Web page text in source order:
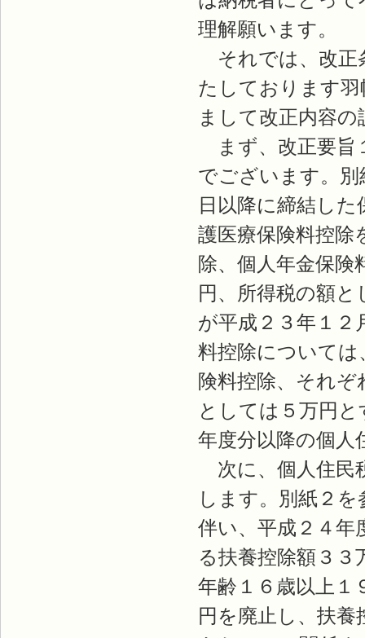
理解願います。
それでは、改正
たしております
まして改正内容
まず、改正要旨
でございます。別
日以降に締結し
護医療保険料控除
除、個人年金保
円、所得税の額
が平成２３年１２
料控除については
険料控除、それ
としては５万円
年度分以降の個
次に、個人住民
します。別紙２
伴い、平成２４年
る扶養控除額３
年齢１６歳以上１
円を廃止し、扶